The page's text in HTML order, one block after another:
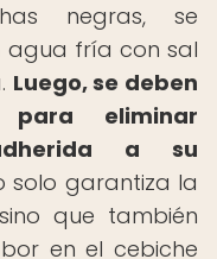
negras, se
agua fría con sal
Luego, se deben
eliminar
a su
solo garantiza la
que también
en el cebiche